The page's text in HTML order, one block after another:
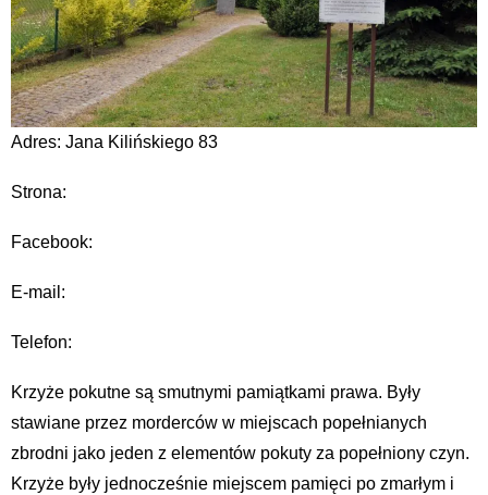
Adres: Jana Kilińskiego 83
Strona:
Facebook:
E-mail:
Telefon:
Krzyże pokutne są smutnymi pamiątkami prawa. Były
stawiane przez morderców w miejscach popełnianych
zbrodni jako jeden z elementów pokuty za popełniony czyn.
Krzyże były jednocześnie miejscem pamięci po zmarłym i